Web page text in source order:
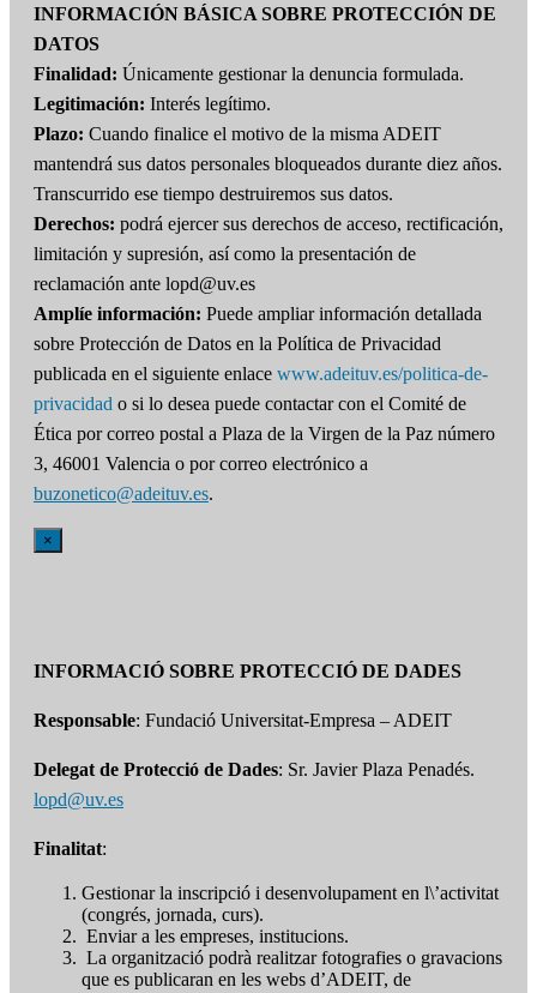
INFORMACIÓN BÁSICA SOBRE PROTECCIÓN DE
DATOS
Finalidad: Únicamente gestionar la denuncia formulada.
Legitimación: Interés legítimo.
Plazo: Cuando finalice el motivo de la misma ADEIT
mantendrá sus datos personales bloqueados durante diez años.
Transcurrido ese tiempo destruiremos sus datos.
Derechos: podrá ejercer sus derechos de acceso, rectificación,
limitación y supresión, así como la presentación de
reclamación ante lopd@uv.es
Amplíe información: Puede ampliar información detallada
sobre Protección de Datos en la Política de Privacidad
publicada en el siguiente enlace www.adeituv.es/politica-de-
privacidad o si lo desea puede contactar con el Comité de
Ética por correo postal a Plaza de la Virgen de la Paz número
3, 46001 Valencia o por correo electrónico a
buzonetico@adeituv.es.
×
INFORMACIÓ SOBRE PROTECCIÓ DE DADES
Responsable: Fundació Universitat-Empresa – ADEIT
Delegat de Protecció de Dades: Sr. Javier Plaza Penadés.
lopd@uv.es
Finalitat:
Gestionar la inscripció i desenvolupament en l\’activitat
(congrés, jornada, curs).
Enviar a les empreses, institucions.
La organització podrà realitzar fotografies o gravacions
que es publicaran en les webs d’ADEIT, de